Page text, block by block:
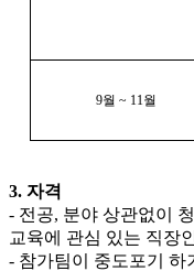
9월 ~ 11월
3. 자격
- 전공, 분야 상관없이
교육에 관심 있는 직장
- 참가팀이 중도포기 하